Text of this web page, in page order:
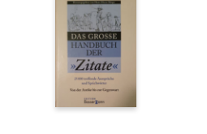
Természettudomány
Történelem